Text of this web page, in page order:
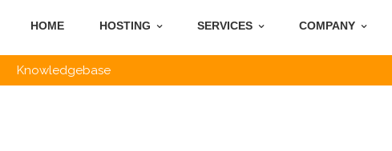
HOME HOSTING SERVICES COMPANY
Knowledgebase